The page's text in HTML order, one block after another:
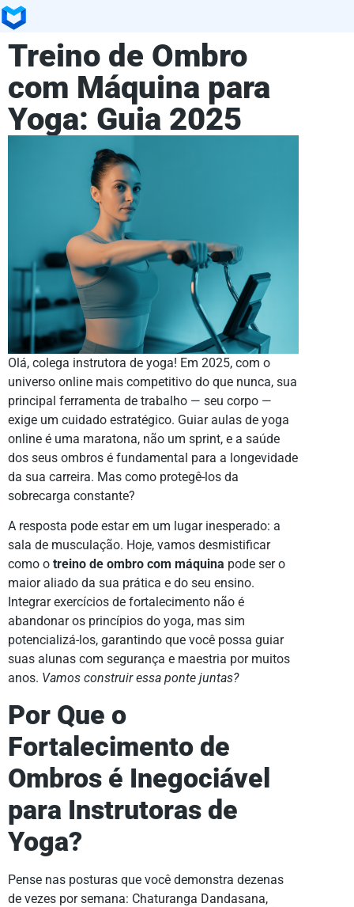
Treino de Ombro
com Máquina para
Yoga: Guia 2025
Olá, colega instrutora de yoga! Em 2025, com o
universo online mais competitivo do que nunca, sua
principal ferramenta de trabalho — seu corpo —
exige um cuidado estratégico. Guiar aulas de yoga
online é uma maratona, não um sprint, e a saúde
dos seus ombros é fundamental para a longevidade
da sua carreira. Mas como protegê-los da
sobrecarga constante?
A resposta pode estar em um lugar inesperado: a
sala de musculação. Hoje, vamos desmistificar
como o treino de ombro com máquina pode ser o
maior aliado da sua prática e do seu ensino.
Integrar exercícios de fortalecimento não é
abandonar os princípios do yoga, mas sim
potencializá-los, garantindo que você possa guiar
suas alunas com segurança e maestria por muitos
anos. Vamos construir essa ponte juntas?
Por Que o
Fortalecimento de
Ombros é Inegociável
para Instrutoras de
Yoga?
Pense nas posturas que você demonstra dezenas
de vezes por semana: Chaturanga Dandasana,